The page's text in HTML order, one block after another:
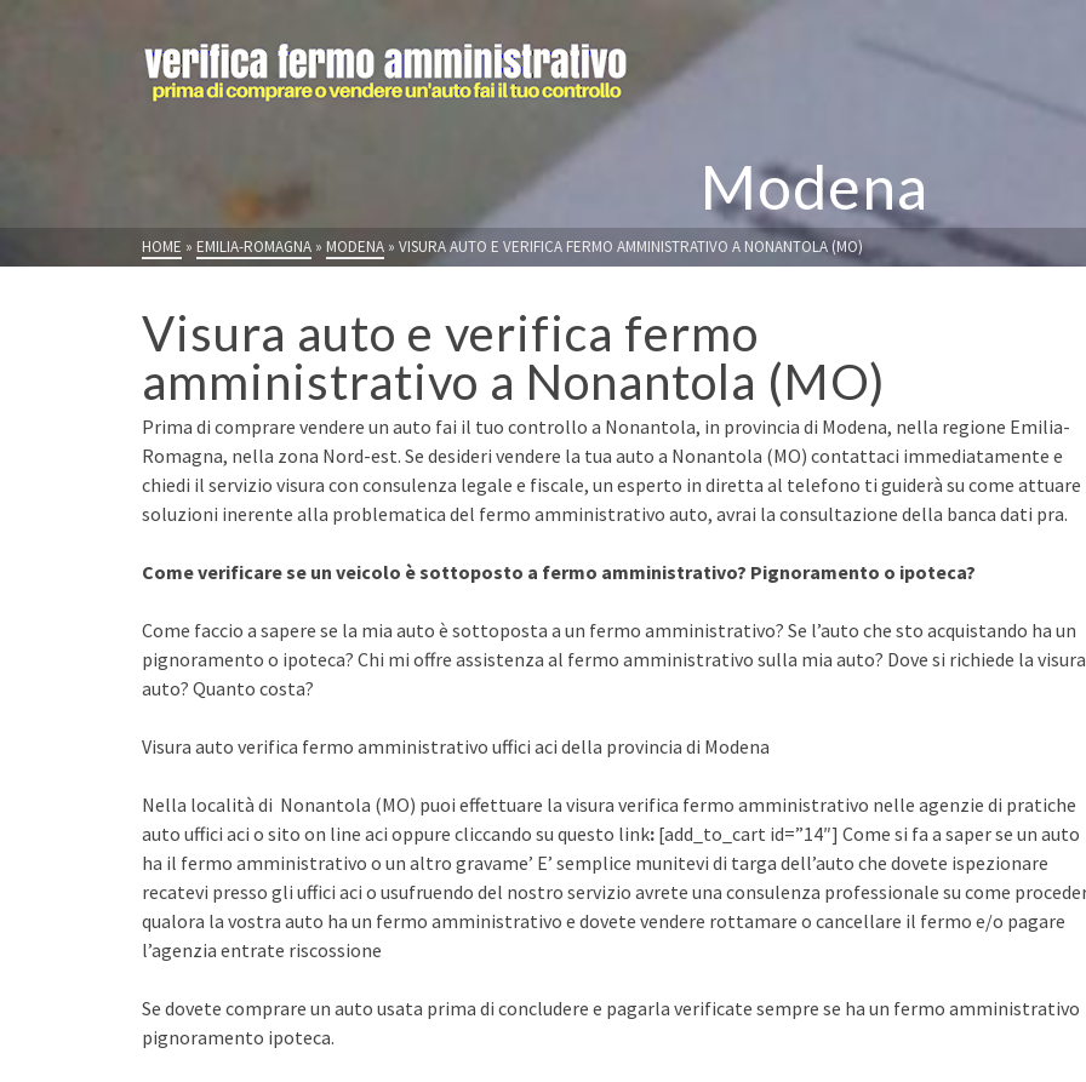
Modena
HOME » EMILIA-ROMAGNA » MODENA » VISURA AUTO E VERIFICA FERMO AMMINISTRATIVO A NONANTOLA (MO)
Visura auto e verifica fermo
amministrativo a Nonantola (MO)
Prima di comprare vendere un auto fai il tuo controllo a Nonantola, in provincia di Modena, nella regione Emilia-
Romagna, nella zona Nord-est. Se desideri vendere la tua auto a Nonantola (MO) contattaci immediatamente e
chiedi il servizio visura con consulenza legale e fiscale, un esperto in diretta al telefono ti guiderà su come attuare
soluzioni inerente alla problematica del fermo amministrativo auto, avrai la consultazione della banca dati pra.
Come verificare se un veicolo è sottoposto a fermo amministrativo? Pignoramento o ipoteca?
Come faccio a sapere se la mia auto è sottoposta a un fermo amministrativo? Se l’auto che sto acquistando ha un
pignoramento o ipoteca? Chi mi offre assistenza al fermo amministrativo sulla mia auto? Dove si richiede la visura
auto? Quanto costa?
Visura auto verifica fermo amministrativo uffici aci della provincia di Modena
Nella località di Nonantola (MO) puoi effettuare la visura verifica fermo amministrativo nelle agenzie di pratiche
auto uffici aci o sito on line aci oppure cliccando su questo link: [add_to_cart id=”14″] Come si fa a saper se un auto
ha il fermo amministrativo o un altro gravame’ E’ semplice munitevi di targa dell’auto che dovete ispezionare
recatevi presso gli uffici aci o usufruendo del nostro servizio avrete una consulenza professionale su come
qualora la vostra auto ha un fermo amministrativo e dovete vendere rottamare o cancellare il fermo e/o pagare
l’agenzia entrate riscossione
Se dovete comprare un auto usata prima di concludere e pagarla verificate sempre se ha un fermo amministrativo
pignoramento ipoteca.